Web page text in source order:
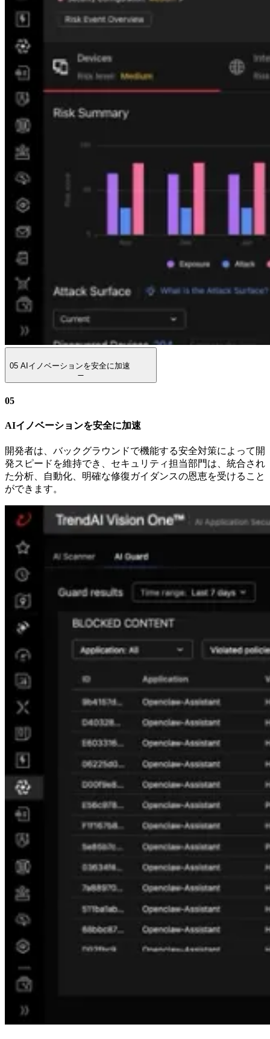
05 AIイノベーションを安全に加速
05
AIイノベーションを安全に加速
開発者は、バックグラウンドで機能する安全対策によって開
発スピードを維持でき、セキュリティ担当部門は、統合され
た分析、自動化、明確な修復ガイダンスの恩恵を受けること
ができます。